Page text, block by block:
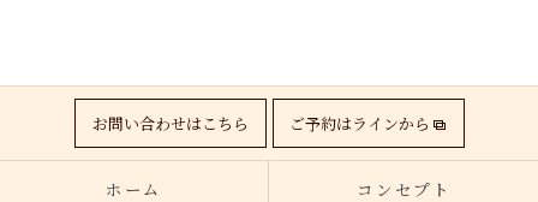
お問い合わせはこちら ご予約はラインから
ホーム コンセプト